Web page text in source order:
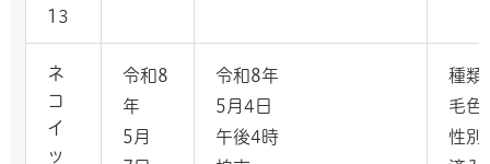
13
ネ
コ
イ
ッ
令和8
年
5月
令和8年
5月4日
午後4時
種類
毛色
性別